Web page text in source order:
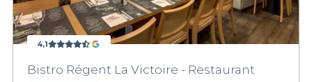
4,1
Bistro Régent La Victoire - Restaurant